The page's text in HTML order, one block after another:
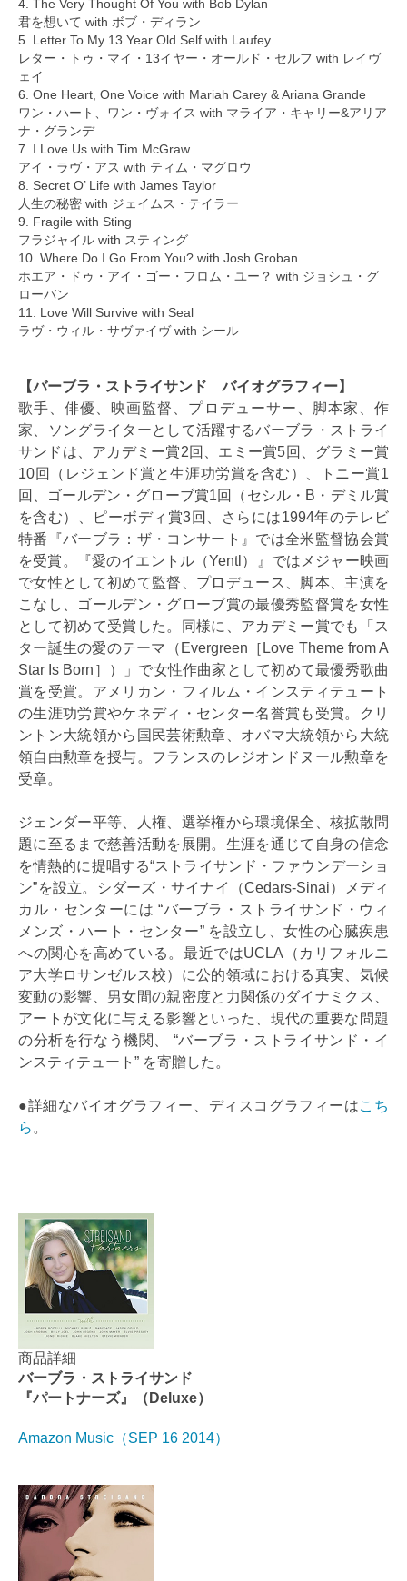
4. The Very Thought Of You with Bob Dylan
君を想いて with ボブ・ディラン
5. Letter To My 13 Year Old Self with Laufey
レター・トゥ・マイ・13イヤー・オールド・セルフ with レイヴ
ェイ
6. One Heart, One Voice with Mariah Carey & Ariana Grande
ワン・ハート、ワン・ヴォイス with マライア・キャリー&アリア
ナ・グランデ
7. I Love Us with Tim McGraw
アイ・ラヴ・アス with ティム・マグロウ
8. Secret O’ Life with James Taylor
人生の秘密 with ジェイムス・テイラー
9. Fragile with Sting
フラジャイル with スティング
10. Where Do I Go From You? with Josh Groban
ホエア・ドゥ・アイ・ゴー・フロム・ユー？ with ジョシュ・グ
ローバン
11. Love Will Survive with Seal
ラヴ・ウィル・サヴァイヴ with シール
【バーブラ・ストライサンド バイオグラフィー】
歌手、俳優、映画監督、プロデューサー、脚本家、作
家、ソングライターとして活躍するバーブラ・ストライ
サンドは、アカデミー賞2回、エミー賞5回、グラミー賞
10回（レジェンド賞と生涯功労賞を含む）、トニー賞1
回、ゴールデン・グローブ賞1回（セシル・B・デミル賞
を含む）、ピーボディ賞3回、さらには1994年のテレビ
特番『バーブラ：ザ・コンサート』では全米監督協会賞
を受賞。『愛のイエントル（Yentl）』ではメジャー映画
で女性として初めて監督、プロデュース、脚本、主演を
こなし、ゴールデン・グローブ賞の最優秀監督賞を女性
として初めて受賞した。同様に、アカデミー賞でも「ス
ター誕生の愛のテーマ（Evergreen［Love Theme from A
Star Is Born］）」で女性作曲家として初めて最優秀歌曲
賞を受賞。アメリカン・フィルム・インスティテュート
の生涯功労賞やケネディ・センター名誉賞も受賞。クリ
ントン大統領から国民芸術勲章、オバマ大統領から大統
領自由勲章を授与。フランスのレジオンドヌール勲章を
受章。
ジェンダー平等、人権、選挙権から環境保全、核拡散問
題に至るまで慈善活動を展開。生涯を通じて自身の信念
を情熱的に提唱する“ストライサンド・ファウンデーショ
ン”を設立。シダーズ・サイナイ（Cedars-Sinai）メディ
カル・センターには “バーブラ・ストライサンド・ウィ
メンズ・ハート・センター” を設立し、女性の心臓疾患
への関心を高めている。最近ではUCLA（カリフォルニ
ア大学ロサンゼルス校）に公的領域における真実、気候
変動の影響、男女間の親密度と力関係のダイナミクス、
アートが文化に与える影響といった、現代の重要な問題
の分析を行なう機関、 “バーブラ・ストライサンド・イ
ンスティテュート” を寄贈した。
●詳細なバイオグラフィー、ディスコグラフィーはこち
ら 。
商品詳細
バーブラ・ストライサンド
『パートナーズ』（Deluxe）
Amazon Music（SEP 16 2014）